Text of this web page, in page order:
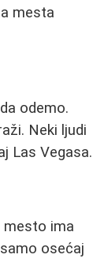
mesta
odemo.
Neki ljudi
Las Vegasa.
mesto ima
osećaj